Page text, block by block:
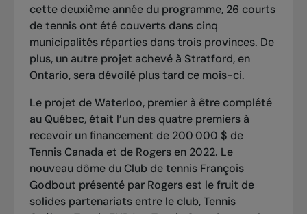
cette deuxième année du programme, 26 courts
de tennis ont été couverts dans cinq
municipalités réparties dans trois provinces. De
plus, un autre projet achevé à Stratford, en
Ontario, sera dévoilé plus tard ce mois-ci.
Le projet de Waterloo, premier à être complété
au Québec, était l’un des quatre premiers à
recevoir un financement de 200 000 $ de
Tennis Canada et de Rogers en 2022. Le
nouveau dôme du Club de tennis François
Godbout présenté par Rogers est le fruit de
solides partenariats entre le club, Tennis